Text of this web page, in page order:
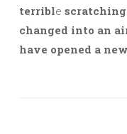
terrible
changed into an
have opened a